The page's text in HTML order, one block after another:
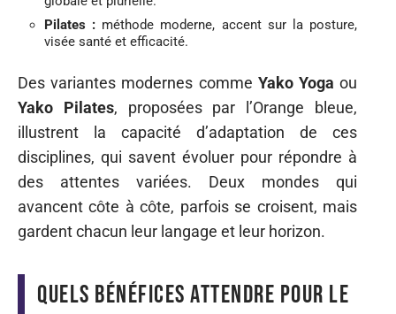
Pilates : méthode moderne, accent sur la posture,
visée santé et efficacité.
Des variantes modernes comme Yako Yoga ou
Yako Pilates, proposées par l’Orange bleue,
illustrent la capacité d’adaptation de ces
disciplines, qui savent évoluer pour répondre à
des attentes variées. Deux mondes qui
avancent côte à côte, parfois se croisent, mais
gardent chacun leur langage et leur horizon.
Quels bénéfices attendre pour le